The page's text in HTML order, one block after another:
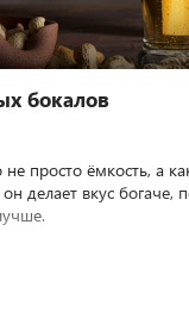
бокалов
просто ёмкость, а
делает вкус богаче,